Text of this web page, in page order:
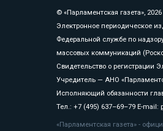
© «Парламентская газета», 2026
Электронное периодическое
Федеральной службе по
массовых коммуникаций
Свидетельство о регистрации
Учредитель — АНО
Исполняющий обязанности
Тел.: +7 (495) 637–69–79 E-mail:
«Парламентская газета» -